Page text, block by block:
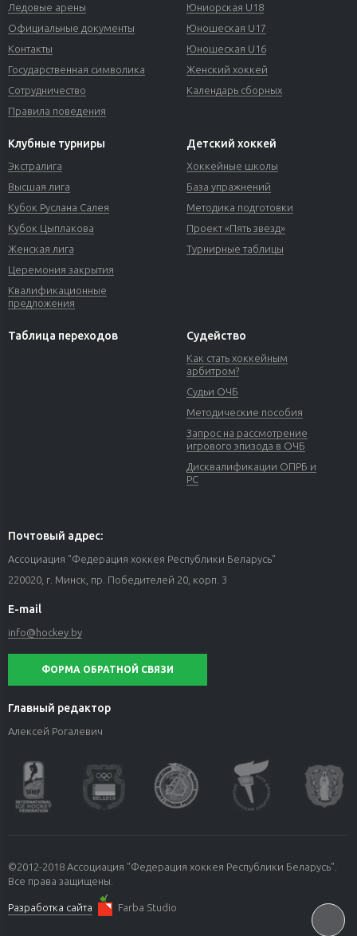
Ледовые арены
Официальные документы
Контакты
Государственная символика
Сотрудничество
Правила поведения
Юниорская U18
Юношеская U17
Юношеская U16
Женский хоккей
Календарь сборных
Клубные турниры
Экстралига
Высшая лига
Кубок Руслана Салея
Кубок Цыплакова
Женская лига
Церемония закрытия
Квалификационные
предложения
Детский хоккей
Хоккейные школы
База упражнений
Методика подготовки
Проект «Пять звезд»
Турнирные таблицы
Таблица переходов Судейство
Как стать хоккейным
арбитром?
Судьи ОЧБ
Методические пособия
Запрос на рассмотрение
игрового эпизода в ОЧБ
Дисквалификации ОПРБ и
РС
Почтовый адрес:
Ассоциация "Федерация хоккея Республики Беларусь"
220020, г. Минск, пр. Победителей 20, корп. 3
E-mail
info@hockey.by
ФОРМА ОБРАТНОЙ СВЯЗИ
Главный редактор
Алексей Рогалевич
©2012-2018 Ассоциация "Федерация хоккея Республики Беларусь".
Все права защищены.
Разработка сайта Farba Studio